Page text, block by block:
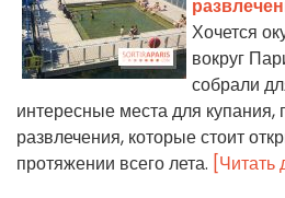
Хочется
вокруг
собрали
интересные места для
развлечения, которые стоит
протяжении всего лета. [Читать